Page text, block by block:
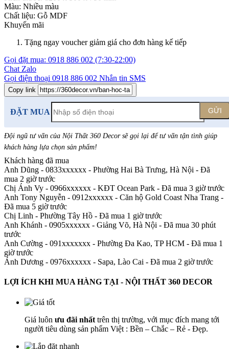
Màu: Nhiều màu
Chất liệu: Gỗ MDF
Khuyến mãi
Tặng ngay voucher giảm giá cho đơn hàng kế tiếp
Gọi đặt mua: 0918 886 002 (7:30-22:00)
Chat Zalo
Gọi điện thoại 0918 886 002 Nhắn tin SMS
Copy link
ĐẶT MUA GỬI
Đội ngũ tư vấn của Nội Thất 360 Decor sẽ gọi lại để tư vấn tận tình giúp
khách hàng lựa chọn sản phẩm!
Khách hàng đã mua
Anh Dũng - 0833xxxxxx - Phường Hai Bà Trưng, Hà Nội - Đã
mua 2 giờ trước
Chị Ánh Vy - 0966xxxxxx - KĐT Ocean Park - Đã mua 3 giờ trước
Anh Tony Nguyễn - 0912xxxxxx - Căn hộ Gold Coast Nha Trang -
Đã mua 5 giờ trước
Chị Linh - Phường Tây Hồ - Đã mua 1 giờ trước
Anh Khánh - 0905xxxxxx - Giảng Võ, Hà Nội - Đã mua 30 phút
trước
Anh Cường - 091xxxxxxx - Phường Đa Kao, TP HCM - Đã mua 1
giờ trước
Ánh Dương - 0976xxxxxx - Sapa, Lào Cai - Đã mua 2 giờ trước
LỢI ÍCH KHI MUA HÀNG TẠI - NỘI THẤT 360 DECOR
Giá luôn ưu đãi nhất trên thị trường, với mục đích mang tới
người tiêu dùng sản phẩm Việt : Bền – Chắc – Rẻ - Đẹp.